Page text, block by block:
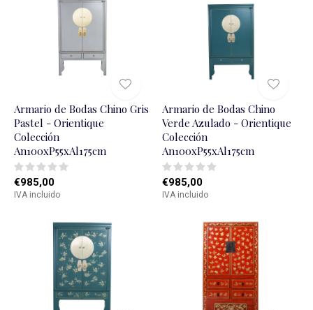
Armario de Bodas Chino Gris
Pastel - Orientique
Colección
An100xP55xAl175cm
€985,00
IVA incluido
Armario de Bodas Chino
Verde Azulado - Orientique
Colección
An100xP55xAl175cm
€985,00
IVA incluido